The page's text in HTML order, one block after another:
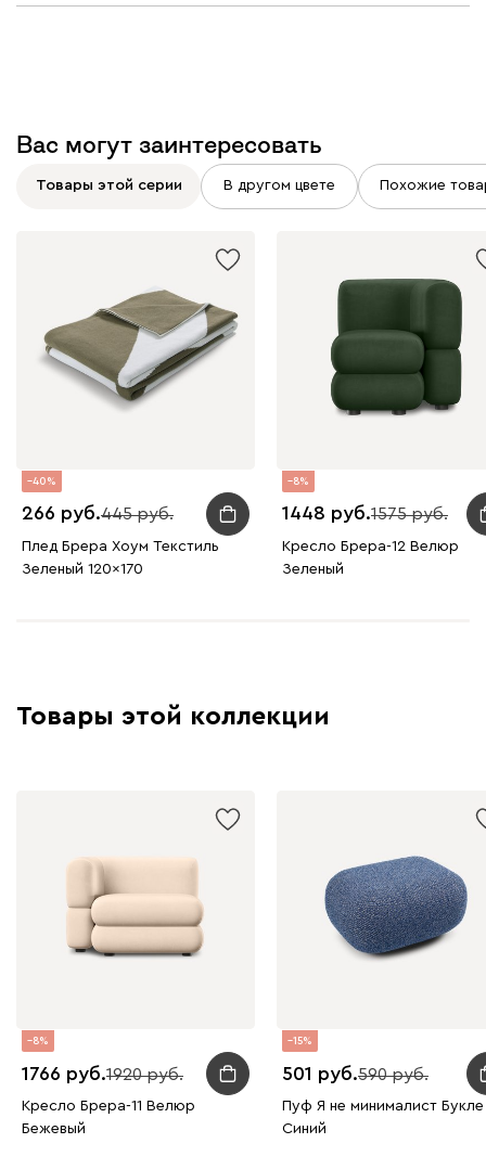
Вас могут заинтересовать
Товары этой серии В другом цвете Похожие
40
266 445
Плед Брера Хоум Текстиль
Зеленый 120x170
8
1448 1575
Кресло Брера-12 Велюр
Зеленый
Товары этой коллекции
8
1766 1920
Кресло Брера-11 Велюр
Бежевый
15
501 590
Пуф Я не минималист Букле
Синий